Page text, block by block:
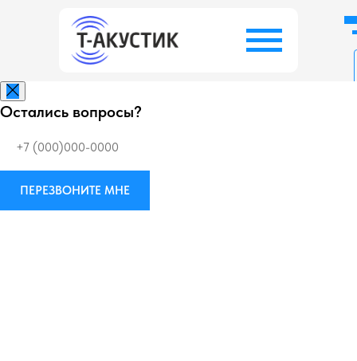
Остались вопросы?
ПЕРЕЗВОНИТЕ МНЕ